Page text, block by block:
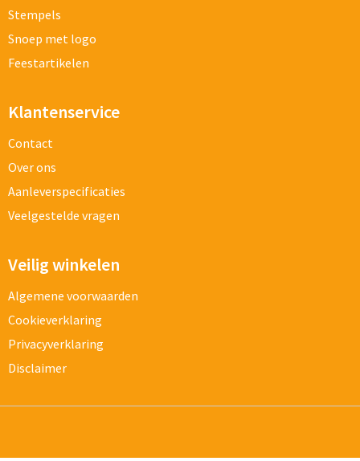
Stempels
Snoep met logo
Feestartikelen
Klantenservice
Contact
Over ons
Aanleverspecificaties
Veelgestelde vragen
Veilig winkelen
Algemene voorwaarden
Cookieverklaring
Privacyverklaring
Disclaimer